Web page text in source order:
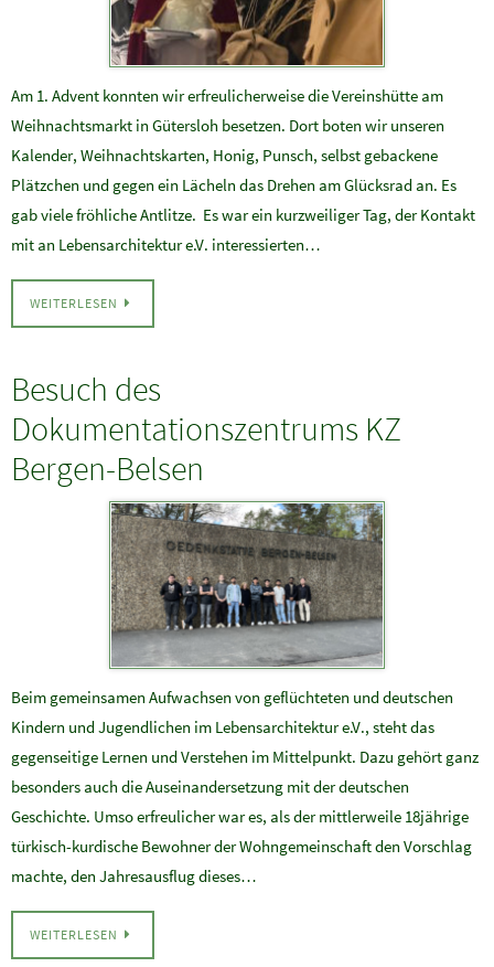
Am 1. Advent konnten wir erfreulicherweise die Vereinshütte am
Weihnachtsmarkt in Gütersloh besetzen. Dort boten wir unseren
Kalender, Weihnachtskarten, Honig, Punsch, selbst gebackene
Plätzchen und gegen ein Lächeln das Drehen am Glücksrad an. Es
gab viele fröhliche Antlitze. Es war ein kurzweiliger Tag, der Kontakt
mit an Lebensarchitektur e.V. interessierten…
WEITERLESEN
Besuch des
Dokumentationszentrums KZ
Bergen-Belsen
Beim gemeinsamen Aufwachsen von geflüchteten und deutschen
Kindern und Jugendlichen im Lebensarchitektur e.V., steht das
gegenseitige Lernen und Verstehen im Mittelpunkt. Dazu gehört ganz
besonders auch die Auseinandersetzung mit der deutschen
Geschichte. Umso erfreulicher war es, als der mittlerweile 18jährige
türkisch-kurdische Bewohner der Wohngemeinschaft den Vorschlag
machte, den Jahresausflug dieses…
WEITERLESEN